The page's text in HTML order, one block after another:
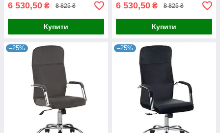
6 530,50 ₴ 8 825 ₴
Купити
6 530,50 ₴ 8 825 ₴
Купити
–25% –25%